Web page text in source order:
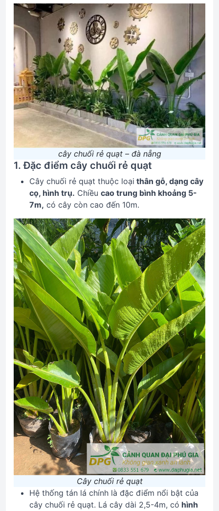
cây chuối rẻ quạt – đà nẵng
1. Đặc điểm cây chuối rẻ quạt
Cây chuối rẻ quạt thuộc loại thân gỗ, dạng cây
cọ, hình trụ. Chiều cao trung bình khoảng 5-
7m, có cây còn cao đến 10m.
Cây chuối rẻ quạt
Hệ thống tán lá chính là đặc điểm nổi bật của
cây chuối rẻ quạt. Lá cây dài 2,5-4m, có hình